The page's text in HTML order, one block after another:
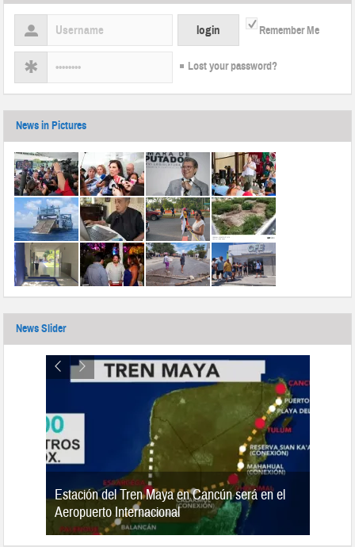
Remember Me
Lost your password?
News in Pictures
News Slider
Estación del Tren Maya en Cancún será en el
Aeropuerto Internacional